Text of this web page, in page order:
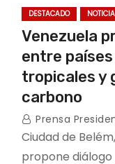
DESTACADO
Venezuela
entre
tropicales y
carbono
Prensa
Ciudad de
propone